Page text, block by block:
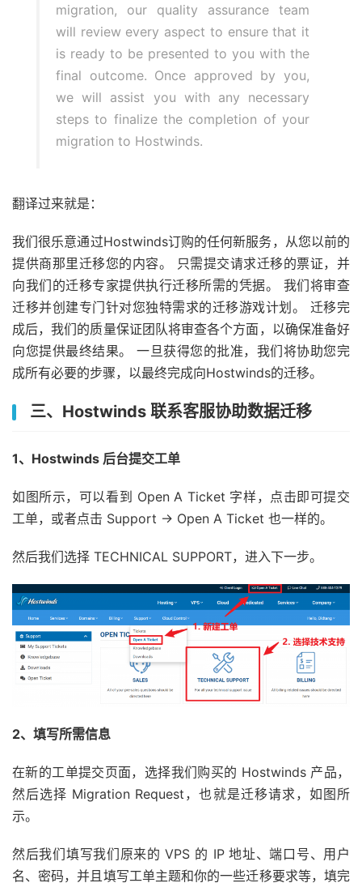
migration, our quality assurance team
will review every aspect to ensure that it
is ready to be presented to you with the
final outcome. Once approved by you,
we will assist you with any necessary
steps to finalize the completion of your
migration to Hostwinds.
翻译过来就是：
我们很乐意通过Hostwinds订购的任何新服务，从您以前的
提供商那里迁移您的内容。 只需提交请求迁移的票证，并
向我们的迁移专家提供执行迁移所需的凭据。 我们将审查
迁移并创建专门针对您独特需求的迁移游戏计划。 迁移完
成后，我们的质量保证团队将审查各个方面，以确保准备好
向您提供最终结果。 一旦获得您的批准，我们将协助您完
成所有必要的步骤，以最终完成向Hostwinds的迁移。
三、Hostwinds 联系客服协助数据迁移
1、Hostwinds 后台提交工单
如图所示，可以看到 Open A Ticket 字样，点击即可提交
工单，或者点击 Support -> Open A Ticket 也一样的。
然后我们选择 TECHNICAL SUPPORT，进入下一步。
2、填写所需信息
在新的工单提交页面，选择我们购买的 Hostwinds 产品，
然后选择 Migration Request，也就是迁移请求，如图所
示。
然后我们填写我们原来的 VPS 的 IP 地址、端口号、用户
名、密码，并且填写工单主题和你的一些迁移要求等，填完